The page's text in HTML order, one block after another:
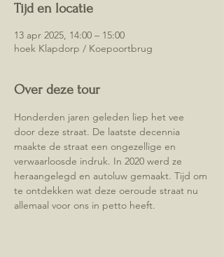
Tijd en locatie
13 apr 2025, 14:00 – 15:00
hoek Klapdorp / Koepoortbrug
Over deze tour
Honderden jaren geleden liep het vee
door deze straat. De laatste decennia
maakte de straat een ongezellige en
verwaarloosde indruk. In 2020 werd ze
heraangelegd en autoluw gemaakt. Tijd om
te ontdekken wat deze oeroude straat nu
allemaal voor ons in petto heeft.